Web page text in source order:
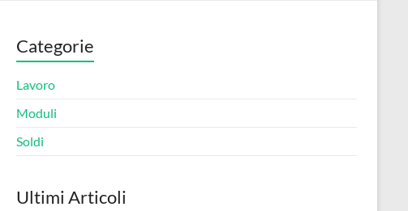
Categorie
Lavoro
Moduli
Soldi
Ultimi Articoli